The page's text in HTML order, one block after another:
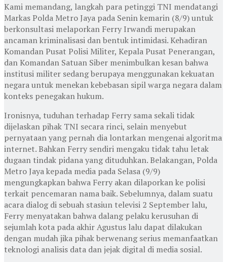
Kami memandang, langkah para petinggi TNI mendatangi
Markas Polda Metro Jaya pada Senin kemarin (8/9) untuk
berkonsultasi melaporkan Ferry Irwandi merupakan
ancaman kriminalisasi dan bentuk intimidasi. Kehadiran
Komandan Pusat Polisi Militer, Kepala Pusat Penerangan,
dan Komandan Satuan Siber menimbulkan kesan bahwa
institusi militer sedang berupaya menggunakan kekuatan
negara untuk menekan kebebasan sipil warga negara dalam
konteks penegakan hukum.
Ironisnya, tuduhan terhadap Ferry sama sekali tidak
dijelaskan pihak TNI secara rinci, selain menyebut
pernyataan yang pernah dia lontarkan mengenai algoritma
internet. Bahkan Ferry sendiri mengaku tidak tahu letak
dugaan tindak pidana yang dituduhkan. Belakangan, Polda
Metro Jaya kepada media pada Selasa (9/9)
mengungkapkan bahwa Ferry akan dilaporkan ke polisi
terkait pencemaran nama baik. Sebelumnya, dalam suatu
acara dialog di sebuah stasiun televisi 2 September lalu,
Ferry menyatakan bahwa dalang pelaku kerusuhan di
sejumlah kota pada akhir Agustus lalu dapat dilakukan
dengan mudah jika pihak berwenang serius memanfaatkan
teknologi analisis data dan jejak digital di media sosial.